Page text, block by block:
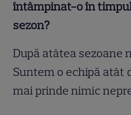
întâmpinat-o în
sezon?
După atâtea sezoane
Suntem o echipă atât
mai prinde nimic